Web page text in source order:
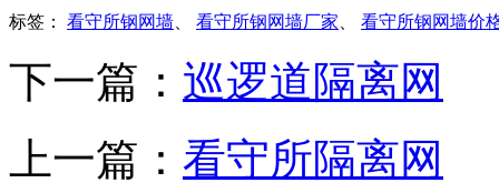
标签： 看守所钢网墙、 看守所钢网墙厂家、 看守所钢网墙价
下一篇： 巡逻道隔离网
上一篇： 看守所隔离网